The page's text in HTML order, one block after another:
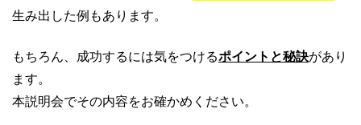
生み出した例もあります。
もちろん、成功するには気をつけるポイントと秘訣があり
ます。
本説明会でその内容をお確かめください。